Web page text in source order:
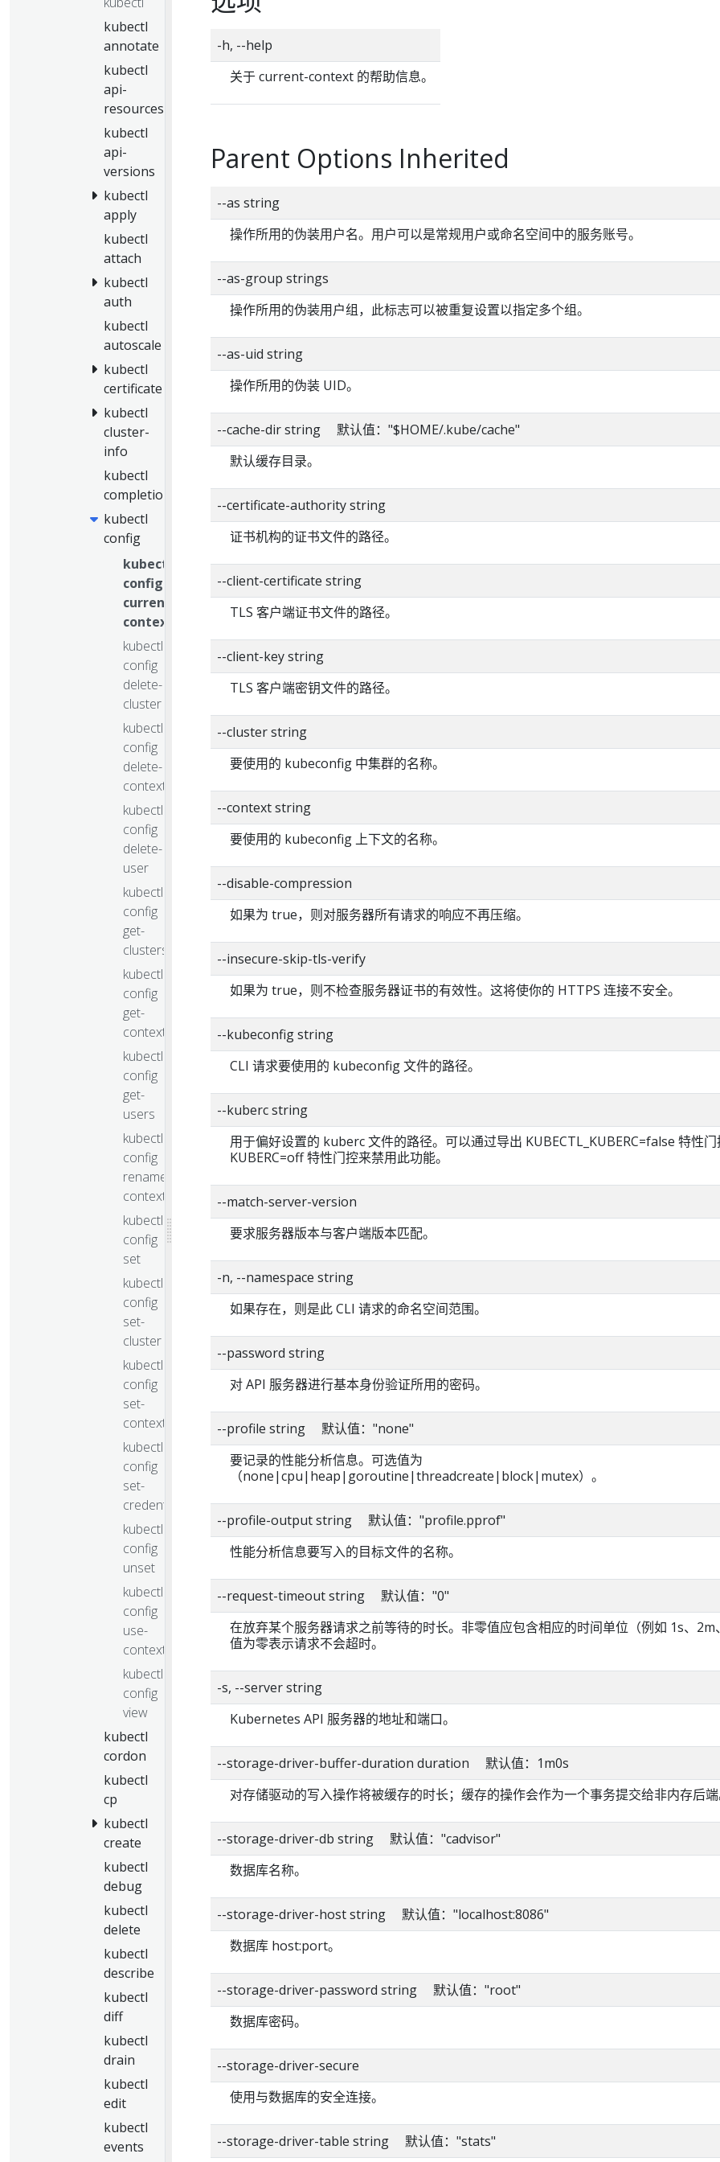
kubectl
annotate
kubectl
api-
resources
kubectl
api-
versions
kubectl
apply
kubectl
attach
kubectl
auth
kubectl
autoscale
kubectl
certificate
kubectl
cluster-
info
kubectl
completion
kubectl
config
kubectl
config
current-
context
kubectl
config
delete-
cluster
kubectl
config
delete-
context
kubectl
config
delete-
user
kubectl
config
get-
clusters
kubectl
config
get-
contexts
kubectl
config
get-
users
kubectl
config
rename-
context
kubectl
config
set
kubectl
config
set-
cluster
kubectl
config
set-
context
kubectl
config
set-
credentials
kubectl
config
unset
kubectl
config
use-
context
kubectl
config
view
kubectl
cordon
kubectl
cp
kubectl
create
kubectl
debug
kubectl
delete
kubectl
describe
kubectl
diff
kubectl
drain
kubectl
edit
kubectl
events
-h, --help
关于 current-context 的帮助信息。
Parent Options Inherited
--as string
操作所用的伪装用户名。用户可以是常规用户或命名空间中的服务账号。
--as-group strings
操作所用的伪装用户组，此标志可以被重复设置以指定多个组。
--as-uid string
操作所用的伪装 UID。
--cache-dir string 默认值："$HOME/.kube/cache"
默认缓存目录。
--certificate-authority string
证书机构的证书文件的路径。
--client-certificate string
TLS 客户端证书文件的路径。
--client-key string
TLS 客户端密钥文件的路径。
--cluster string
要使用的 kubeconfig 中集群的名称。
--context string
要使用的 kubeconfig 上下文的名称。
--disable-compression
如果为 true，则对服务器所有请求的响应不再压缩。
--insecure-skip-tls-verify
如果为 true，则不检查服务器证书的有效性。这将使你的 HTTPS 连接不安全。
--kubeconfig string
CLI 请求要使用的 kubeconfig 文件的路径。
--kuberc string
用于偏好设置的 kuberc 文件的路径。可以通过导出 KUBECTL_KUBERC=false 特性
KUBERC=off 特性门控来禁用此功能。
--match-server-version
要求服务器版本与客户端版本匹配。
-n, --namespace string
如果存在，则是此 CLI 请求的命名空间范围。
--password string
对 API 服务器进行基本身份验证所用的密码。
--profile string 默认值："none"
要记录的性能分析信息。可选值为
（none|cpu|heap|goroutine|threadcreate|block|mutex）。
--profile-output string 默认值："profile.pprof"
性能分析信息要写入的目标文件的名称。
--request-timeout string 默认值："0"
在放弃某个服务器请求之前等待的时长。非零值应包含相应的时间单位（例如 1s、2m
值为零表示请求不会超时。
-s, --server string
Kubernetes API 服务器的地址和端口。
--storage-driver-buffer-duration duration 默认值：1m0s
对存储驱动的写入操作将被缓存的时长；缓存的操作会作为一个事务提交给非内存后端
--storage-driver-db string 默认值："cadvisor"
数据库名称。
--storage-driver-host string 默认值："localhost:8086"
数据库 host:port。
--storage-driver-password string 默认值："root"
数据库密码。
--storage-driver-secure
使用与数据库的安全连接。
--storage-driver-table string 默认值："stats"